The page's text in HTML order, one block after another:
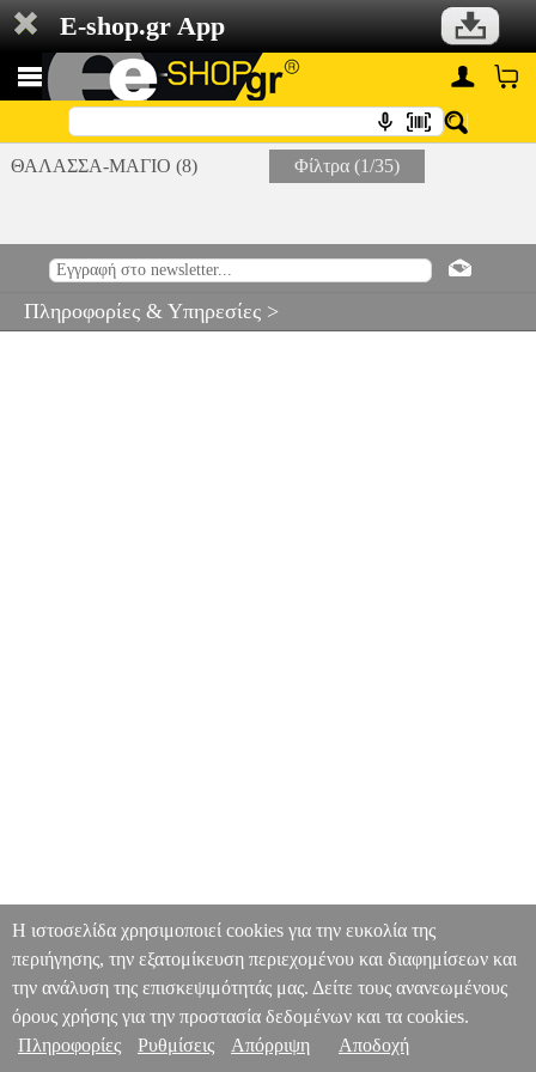
E-shop.gr App
ΘΑΛΑΣΣΑ-ΜΑΓΙΟ (8) Φίλτρα (1/35)
Πληροφορίες & Υπηρεσίες >
Η ιστοσελίδα χρησιμοποιεί cookies για την ευκολία της
περιήγησης, την εξατομίκευση περιεχομένου και διαφημίσεων και
την ανάλυση της επισκεψιμότητάς μας. Δείτε τους ανανεωμένους
όρους χρήσης για την προστασία δεδομένων και τα cookies.
Πληροφορίες
Ρυθμίσεις Απόρριψη Αποδοχή